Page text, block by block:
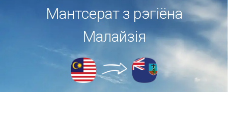
Мантсерат з рэгіёна
Малайзія